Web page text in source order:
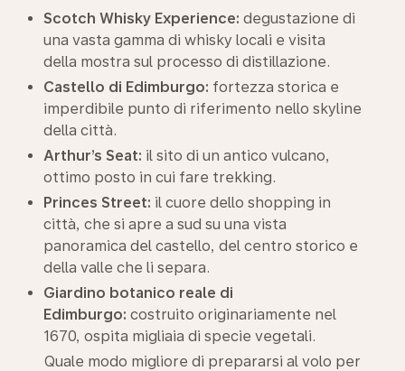
Scotch Whisky Experience: degustazione di
una vasta gamma di whisky locali e visita
della mostra sul processo di distillazione.
Castello di Edimburgo: fortezza storica e
imperdibile punto di riferimento nello skyline
della città.
Arthur’s Seat: il sito di un antico vulcano,
ottimo posto in cui fare trekking.
Princes Street: il cuore dello shopping in
città, che si apre a sud su una vista
panoramica del castello, del centro storico e
della valle che li separa.
Giardino botanico reale di
Edimburgo: costruito originariamente nel
1670, ospita migliaia di specie vegetali.
Quale modo migliore di prepararsi al volo per